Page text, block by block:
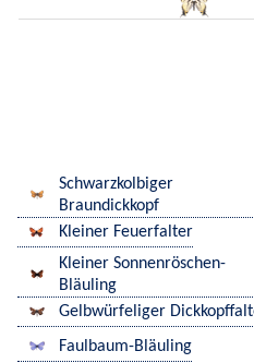
Schwarzkolbiger
Braundickkopf
Kleiner Feuerfalter
Kleiner Sonnenröschen-
Bläuling
Gelbwürfeliger
Faulbaum-Bläuling